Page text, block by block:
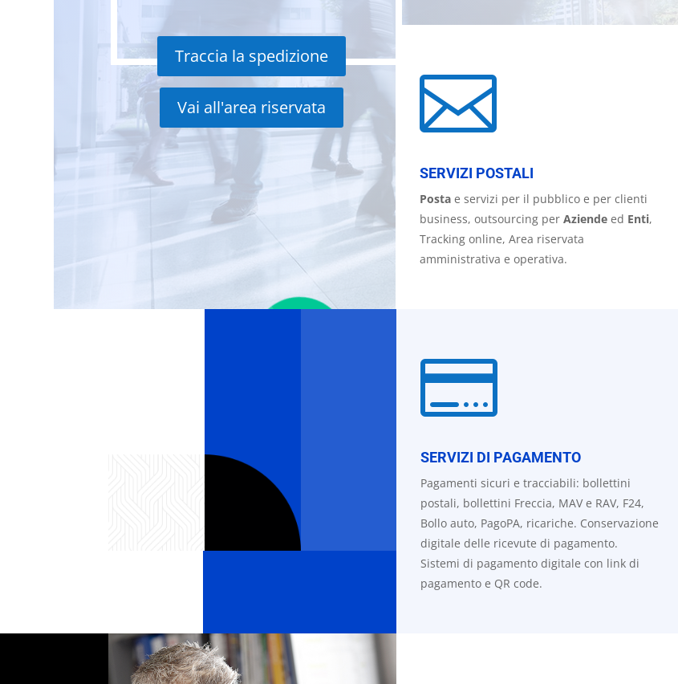
Traccia la spedizione
Vai all'area riservata 
SERVIZI POSTALI
Posta e servizi per il pubblico e per clienti
business, outsourcing perAziende ed Enti,
Tracking online, Area riservata
amministrativa e operativa.

SERVIZI DI PAGAMENTO
Pagamenti sicuri e tracciabili: bollettini
postali, bollettini Freccia, MAV e RAV, F24,
Bollo auto, PagoPA, ricariche. Conservazione
digitale delle ricevute di pagamento.
Sistemi di pagamento digitale con link di
pagamento e QR code.